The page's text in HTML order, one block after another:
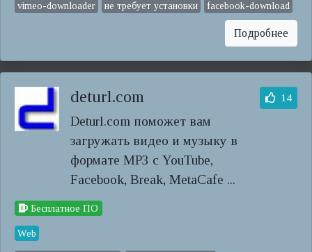
vimeo-downloader
не требует установки facebook-download
Подробнее
deturl.com
Deturl.com поможет вам
загружать видео и музыку в
формате MP3 с YouTube,
Facebook, Break, MetaCafe ...
14
Бесплатное ПО
Web